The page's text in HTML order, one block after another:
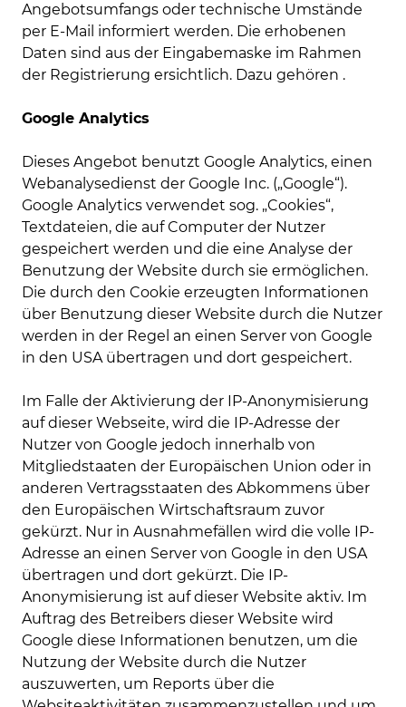
Angebotsumfangs oder technische Umstände
per E-Mail informiert werden. Die erhobenen
Daten sind aus der Eingabemaske im Rahmen
der Registrierung ersichtlich. Dazu gehören .
Google Analytics
Dieses Angebot benutzt Google Analytics, einen
Webanalysedienst der Google Inc. („Google“).
Google Analytics verwendet sog. „Cookies“,
Textdateien, die auf Computer der Nutzer
gespeichert werden und die eine Analyse der
Benutzung der Website durch sie ermöglichen.
Die durch den Cookie erzeugten Informationen
über Benutzung dieser Website durch die Nutzer
werden in der Regel an einen Server von Google
in den USA übertragen und dort gespeichert.
Im Falle der Aktivierung der IP-Anonymisierung
auf dieser Webseite, wird die IP-Adresse der
Nutzer von Google jedoch innerhalb von
Mitgliedstaaten der Europäischen Union oder in
anderen Vertragsstaaten des Abkommens über
den Europäischen Wirtschaftsraum zuvor
gekürzt. Nur in Ausnahmefällen wird die volle IP-
Adresse an einen Server von Google in den USA
übertragen und dort gekürzt. Die IP-
Anonymisierung ist auf dieser Website aktiv. Im
Auftrag des Betreibers dieser Website wird
Google diese Informationen benutzen, um die
Nutzung der Website durch die Nutzer
auszuwerten, um Reports über die